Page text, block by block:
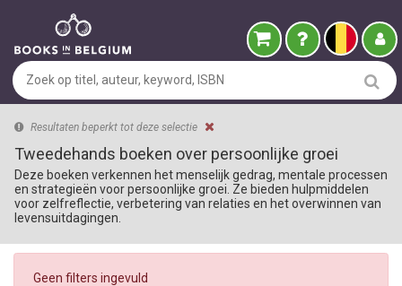
Resultaten beperkt tot deze selectie
Tweedehands boeken over persoonlijke groei
Deze boeken verkennen het menselijk gedrag, mentale processen
en strategieën voor persoonlijke groei. Ze bieden hulpmiddelen
voor zelfreflectie, verbetering van relaties en het overwinnen van
levensuitdagingen.
Geen filters ingevuld